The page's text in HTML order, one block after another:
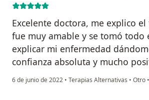
Excelente doctora, me explico
fue muy amable y se tomó todo
explicar mi enfermedad
confianza absoluta y mucho
6 de junio de 2022 • Terapias Alternativas • Otro •